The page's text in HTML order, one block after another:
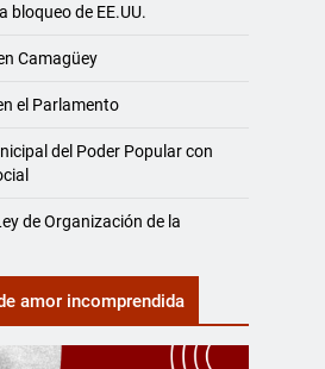
bloqueo de EE.UU.
Camagüey
el Parlamento
del Poder Popular con
de Organización de la
amor incomprendida